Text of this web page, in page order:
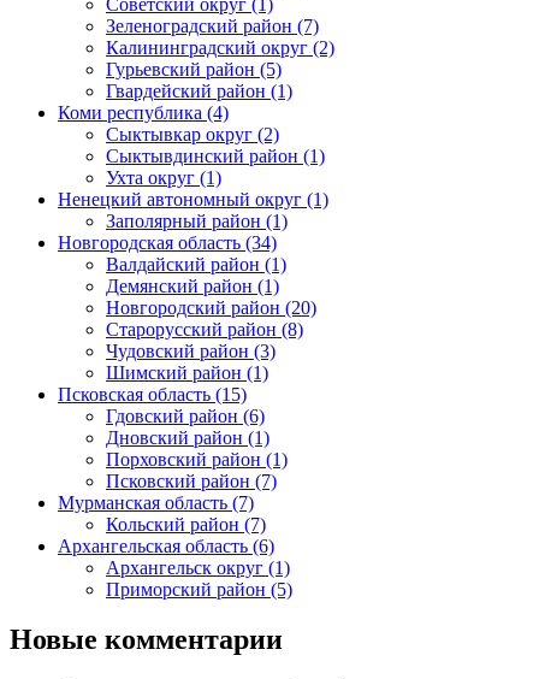
Зеленоградский район (7)
Калининградский округ (2)
Гурьевский район (5)
Гвардейский район (1)
Коми республика (4)
Сыктывкар округ (2)
Сыктывдинский район (1)
Ухта округ (1)
Ненецкий автономный округ (1)
Заполярный район (1)
Новгородская область (34)
Валдайский район (1)
Демянский район (1)
Новгородский район (20)
Старорусский район (8)
Чудовский район (3)
Шимский район (1)
Псковская область (15)
Гдовский район (6)
Дновский район (1)
Порховский район (1)
Псковский район (7)
Мурманская область (7)
Кольский район (7)
Архангельская область (6)
Архангельск округ (1)
Приморский район (5)
Новые комментарии